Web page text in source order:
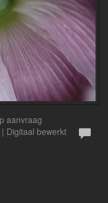
aanvraag
Digitaal bewerkt